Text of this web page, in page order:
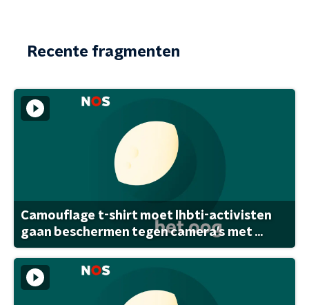
Recente fragmenten
Camouflage t-shirt moet lhbti-activisten
gaan beschermen tegen camera's met ...